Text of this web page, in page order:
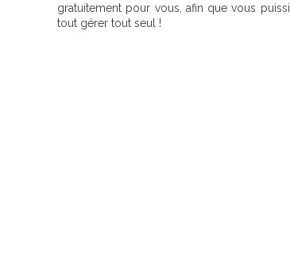
gratuitement pour vous, afin que vous
tout gérer tout seul !